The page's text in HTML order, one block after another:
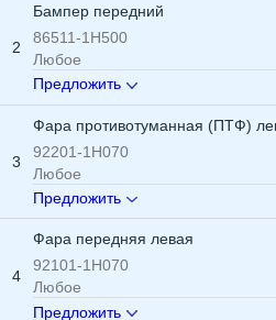
2
Бампер передний
86511-1H500
Любое
Предложить
3
Фара противотуманная (ПТФ)
92201-1H070
Любое
Предложить
4
Фара передняя левая
92101-1H070
Любое
Предложить